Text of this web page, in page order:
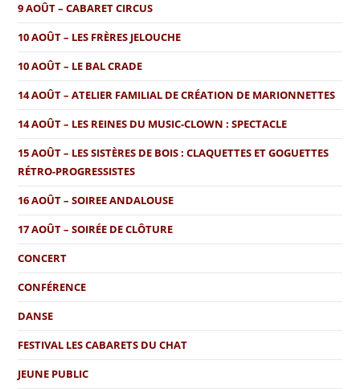
9 AOÛT – CABARET CIRCUS
10 AOÛT – LES FRÈRES JELOUCHE
10 AOÛT – LE BAL CRADE
14 AOÛT – ATELIER FAMILIAL DE CRÉATION DE MARIONNETTES
14 AOÛT – LES REINES DU MUSIC-CLOWN : SPECTACLE
15 AOÛT – LES SISTÈRES DE BOIS : CLAQUETTES ET GOGUETTES
RÉTRO-PROGRESSISTES
16 AOÛT – SOIREE ANDALOUSE
17 AOÛT – SOIRÉE DE CLÔTURE
CONCERT
CONFÉRENCE
DANSE
FESTIVAL LES CABARETS DU CHAT
JEUNE PUBLIC